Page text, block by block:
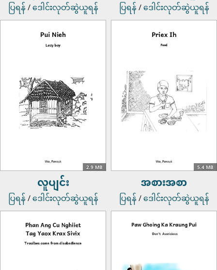
ပြရန် /ဒေါင်းလုတ်ဆွဲယူရန် ပြရန် /ဒေါင်းလုတ်ဆွဲယူရန်
2.9 MB
လူပျင်း
ပြရန် /ဒေါင်းလုတ်ဆွဲယူရန်
5.4 MB
အစားအစာ
ပြရန် /ဒေါင်းလုတ်ဆွဲယူရန်